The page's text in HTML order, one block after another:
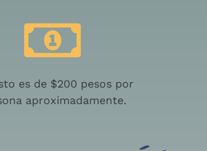
es de $200 pesos por
aproximadamente.